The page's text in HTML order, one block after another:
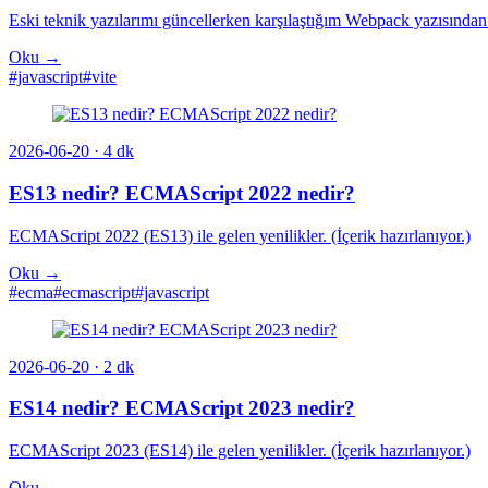
Eski teknik yazılarımı güncellerken karşılaştığım Webpack
Oku →
#javascript#vite
2026-06-20 · 4 dk
ES13 nedir? ECMAScript 2022 nedir?
ECMAScript 2022 (ES13) ile gelen yenilikler. (İçerik hazırlanıyor.)
Oku →
#ecma#ecmascript#javascript
2026-06-20 · 2 dk
ES14 nedir? ECMAScript 2023 nedir?
ECMAScript 2023 (ES14) ile gelen yenilikler. (İçerik hazırlanıyor.)